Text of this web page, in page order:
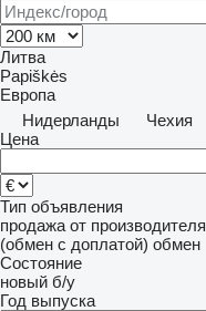
Литва
Papiškės
Европа
Нидерланды
Чехия
Цена
Тип объявления
продажа от производителя
(обмен с доплатой) обмен
Состояние
новый б/у
Год выпуска